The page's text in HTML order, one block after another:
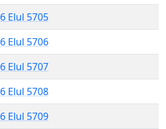
6 Elul 5705
6 Elul 5706
6 Elul 5707
6 Elul 5708
6 Elul 5709